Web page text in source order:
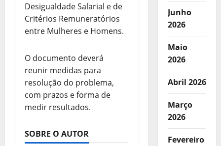
Desigualdade Salarial e de
Critérios Remuneratórios
entre Mulheres e Homens.
O documento deverá
reunir medidas para
resolução do problema,
com prazos e forma de
medir resultados.
SOBRE O AUTOR
Junho
2026
Maio
2026
Abril 2026
Março
2026
Fevereiro